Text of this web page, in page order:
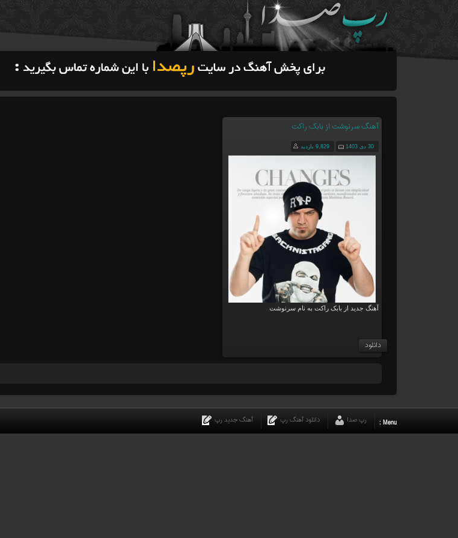
آهنگ سرنوشت از بابک راکت
30 دی 1403 9,829 بازدید
آهنگ جدید از بابک راکت به نام سرنوشت
دانلود
Menu : رپ صدا دانلود آهنگ رپ آهنگ جدید رپ